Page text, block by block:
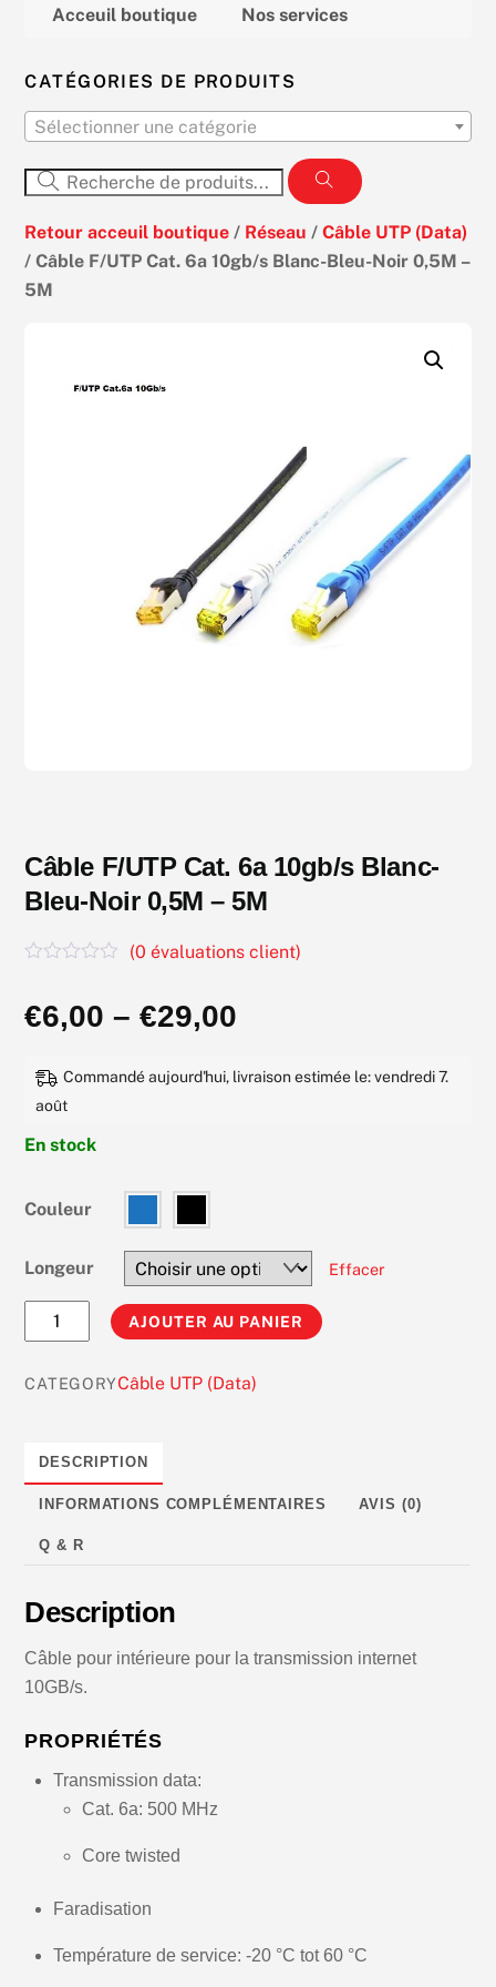
Acceuil boutique Nos services
CATÉGORIES DE PRODUITS
Sélectionner une catégorie
Retour acceuil boutique / Réseau /Câble UTP (Data)
/ Câble F/UTP Cat. 6a 10gb/s Blanc-Bleu-Noir 0,5M –
5M
Câble F/UTP Cat. 6a 10gb/s Blanc-
Bleu-Noir 0,5M – 5M
t
e
(0 évaluations client)
€6,00 –€29,00
Commandé aujourd'hui, livraison estimée le: vendredi 7.
août
En stock
Couleur
Longeur Effacer
quantité
de
6a
10gb/s
Blanc-
Bleu-
0,5M
5M
AJOUTER AU PANIER
CATEGORYCâble UTP (Data)
DESCRIPTION
INFORMATIONS COMPLÉMENTAIRES AVIS (0)
Q & R
Description
Câble pour intérieure pour la transmission internet
10GB/s.
PROPRIÉTÉS
Transmission data:
Cat. 6a: 500 MHz
Core twisted
Faradisation
Température de service: -20 °C tot 60 °C